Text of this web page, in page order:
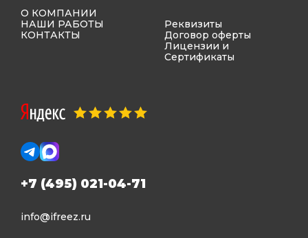
О КОМПАНИИ
НАШИ РАБОТЫ
КОНТАКТЫ
Реквизиты
Договор оферты
Лицензии и
Сертификаты
+7 (495) 021-04-71
info@ifreez.ru